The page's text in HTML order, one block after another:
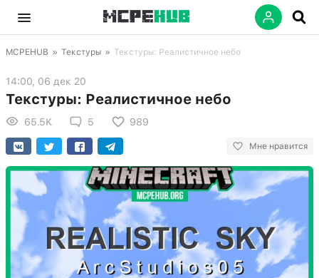
MCPEHUB » Текстуры » Текстуры: Реалистичное небо
14:00, 06 дек 20
Текстуры: Реалистичное небо
65.5K 5 989
Мне нравится